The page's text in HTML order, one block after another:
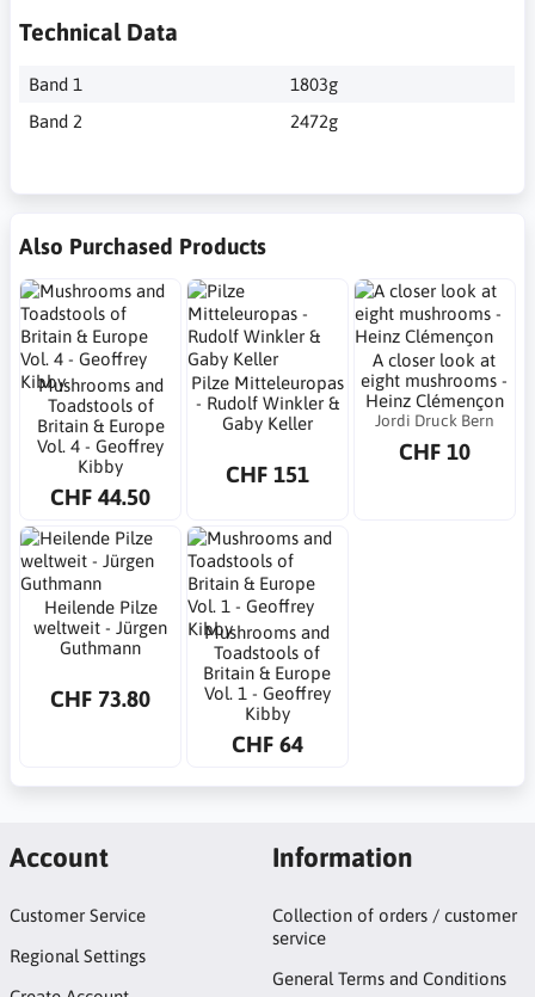
Technical Data
Band 1
1803g
Band 2
2472g
Also Purchased Products
Mushrooms and
Toadstools of
Britain & Europe
Vol. 4 - Geoffrey
Kibby
CHF 44.50
Pilze Mitteleuropas
- Rudolf Winkler &
Gaby Keller
CHF 151
A closer look at
eight mushrooms -
Heinz Clémençon
Jordi Druck Bern
CHF 10
Heilende Pilze
weltweit - Jürgen
Guthmann
CHF 73.80
Mushrooms and
Toadstools of
Britain & Europe
Vol. 1 - Geoffrey
Kibby
CHF 64
Account
Customer Service
Regional Settings
Information
Collection of orders / customer
service
General Terms and Conditions